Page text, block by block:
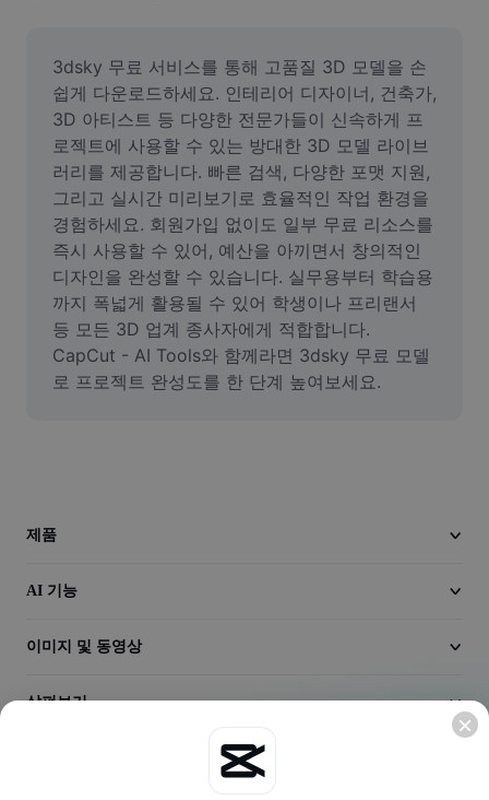
밈 생성기
AI Text Remover
AI People Remover
AI Inpainting
Face Cutout
동영상
동영상 배경 삭제
동영상 변환기
3dsky 무료 서비스를 통해 고품질 3D 모델을 손
쉽게 다운로드하세요. 인테리어 디자이너, 건축가,
3D 아티스트 등 다양한 전문가들이 신속하게 프
로젝트에 사용할 수 있는 방대한 3D 모델 라이브
러리를 제공합니다. 빠른 검색, 다양한 포맷 지원,
그리고 실시간 미리보기로 효율적인 작업 환경을
경험하세요. 회원가입 없이도 일부 무료 리소스를
즉시 사용할 수 있어, 예산을 아끼면서 창의적인
디자인을 완성할 수 있습니다. 실무용부터 학습용
까지 폭넓게 활용될 수 있어 학생이나 프리랜서
등 모든 3D 업계 종사자에게 적합합니다.
CapCut - AI Tools와 함께라면 3dsky 무료 모델
로 프로젝트 완성도를 한 단계 높여보세요.
제품
AI 기능
이미지 및 동영상
살펴보기